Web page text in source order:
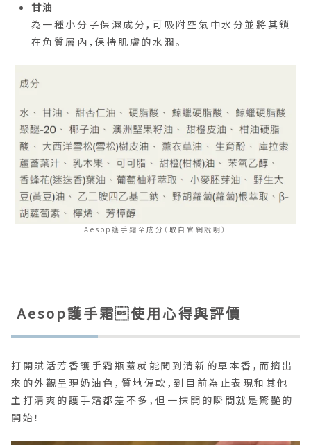
甘油
為一種小分子保濕成分，可吸附空氣中水分並將其鎖
在角質層內，保持肌膚的水潤。
Aesop護手霜全成分（取自官網說明）
Aesop護手霜使用心得與評價
打開賦活芳香護手霜瓶蓋就能聞到清新的草本香，而擠出
來的外觀呈現奶油色，質地偏軟，到目前為止表現和其他
主打清爽的護手霜都差不多，但一抹開的瞬間就是驚艷的
開始！